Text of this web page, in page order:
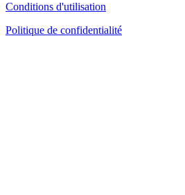
Conditions d'utilisation
Politique de confidentialité